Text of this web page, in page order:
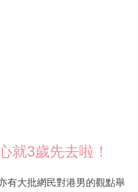
就3歲先去啦！
有大批網民對港男的觀點舉